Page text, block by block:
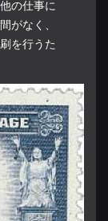
の仕事に
がなく、
を行うた